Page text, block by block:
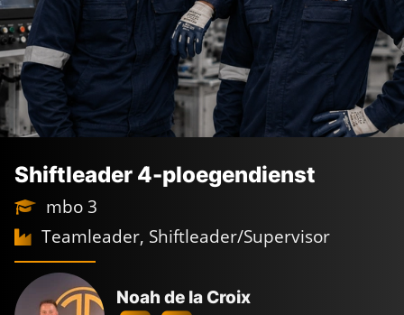
De
beste voorwaarden
Industrie in onsDNA
Persoonlijk geregeld
Shiftleader 4-ploegendienst
mbo 3
Teamleader, Shiftleader/Supervisor
Noah de la Croix